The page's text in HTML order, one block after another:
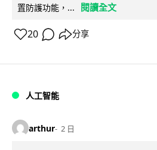
置防護功能，...
閱讀全文
20 分享
人工智能
arthur 2 日